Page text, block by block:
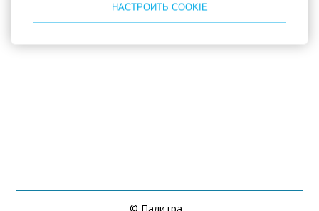
НАСТРОИТЬ COOKIE